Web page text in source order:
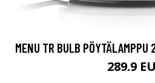
MENU TR BULB PÖYTÄLAMPPU
289.9